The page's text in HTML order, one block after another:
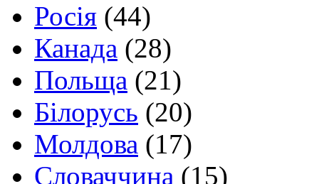
Росія (44)
Канада (28)
Польща (21)
Білорусь (20)
Молдова (17)
Словаччина (15)